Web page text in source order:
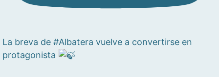
La breva de #Albatera vuelve a convertirse en
protagonista